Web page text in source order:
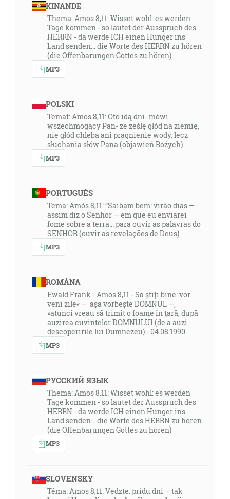
KINANDE
Thema: Amos 8,11: Wisset wohl: es werden
Tage kommen - so lautet der Ausspruch des
HERRN - da werde ICH einen Hunger ins
Land senden... die Worte des HERRN zu hören
(die Offenbarungen Gottes zu hören)
MP3
POLSKI
Temat: Amos 8,11: Oto idą dni- mówi
wszechmogący Pan- że ześlę głód na ziemię,
nie głód chleba ani pragnienie wody, lecz
słuchania słów Pana (objawień Bożych).
MP3
PORTUGUÊS
Tema: Amós 8,11: “Saibam bem: virão dias —
assim diz o Senhor — em que eu enviarei
fome sobre a terra... para ouvir as palavras do
SENHOR (ouvir as revelações de Deus)
MP3
ROMÂNA
Ewald Frank - Amos 8,11 - Să știți bine: vor
veni zile« — așa vorbește DOMNUL —,
»atunci vreau să trimit o foame în ţară, după
auzirea cuvintelor DOMNULUI (de a auzi
descoperirile lui Dumnezeu) - 04.08.1990
MP3
РУССКИЙ ЯЗЫК
Thema: Amos 8,11: Wisset wohl: es werden
Tage kommen - so lautet der Ausspruch des
HERRN - da werde ICH einen Hunger ins
Land senden... die Worte des HERRN zu hören
(die Offenbarungen Gottes zu hören)
MP3
SLOVENSKY
Téma: Amos 8,11: Vedzte: prídu dni – tak